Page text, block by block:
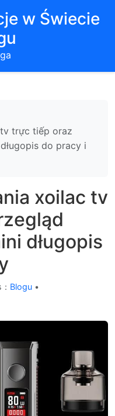
w Świecie
trực tiếp oraz
do pracy i
xoilac tv
długopis
Blogu •